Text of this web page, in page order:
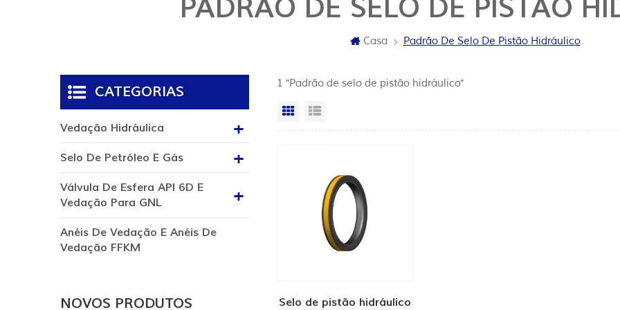
PADRÃO DE SELO DE PISTÃO
Casa Padrão De Selo De Pistão Hidráulico
1 "Padrão de selo de pistão hidráulico"
Vista da grade
Selo de pistão hidráulico
CATEGORIAS
Vedação Hidráulica
Selo De Petróleo E Gás
Válvula De Esfera API 6D E
Vedação Para GNL
Anéis De Vedação E Anéis De
Vedação FFKM
NOVOS PRODUTOS